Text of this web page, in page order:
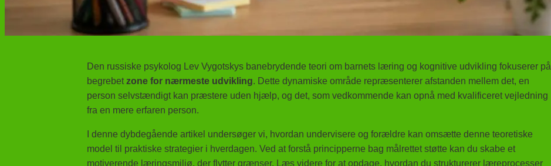
Den russiske psykolog Lev Vygotskys banebrydende teori om barnets læring og kognitive udvikling fokuserer på
begrebetzone for nærmeste udvikling. Dette dynamiske område repræsenterer afstanden mellem det, en
person selvstændigt kan præstere uden hjælp, og det, som vedkommende kan opnå med kvalificeret vejledning
fra en mere erfaren person.
I denne dybdegående artikel undersøger vi, hvordan undervisere og forældre kan omsætte denne teoretiske
model til praktiske strategier i hverdagen. Ved at forstå principperne bag målrettet støtte kan du skabe et
motiverende læringsmiljø, der flytter grænser. Læs videre for at opdage, hvordan du strukturerer læreprocesser